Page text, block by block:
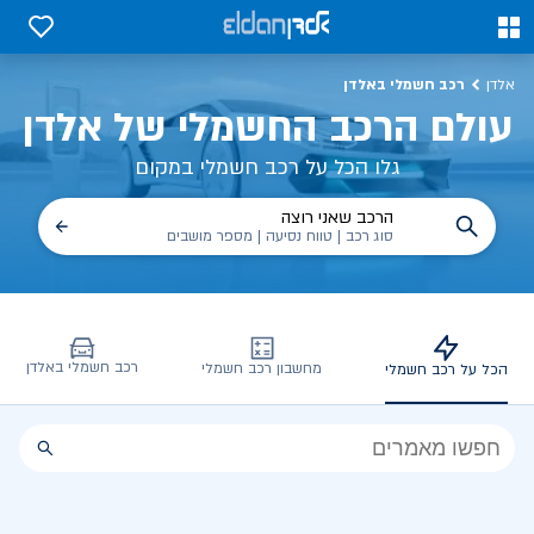
0
0
אלדן רכב חשמלי באלדן
עולם הרכב החשמלי של אלדן
גלו הכל על רכב חשמלי במקום
הרכב שאני רוצה
סוג רכב | טווח נסיעה | מספר מושבים
הכל על רכב חשמלי מחשבון רכב חשמלי רכב חשמלי באלדן
הכל
הכל על רכב חשמלי, שימושים, טכנולוגיה וכל מה שכדי לדעת | אלדן